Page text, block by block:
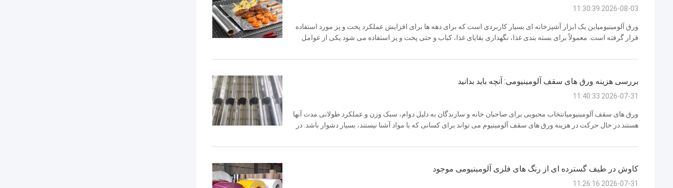
2026-08-03 11:30:39
ورق آلومینیومیاین یک ابزار آشپزخانه ای بسیار کاربردی است که برای دهه ها برای افزایش عملکرد پخت و پز مورد استفاده
قرار گرفته است. معمولاً برای بسته بندی غذا، نگهداری بقایای غذا، کباب و حتی پخت و پز استفاده می شود.یکی از عوامل
بررسی هزینه ورق های سقف آلومینیومی: آنچه باید بدانید
2026-07-31 11:40:33
ورق های سقف آلومینیومیانتخاب محبوبی برای صاحبان خانه و سازندگان به دلیل دوام، سبک وزن و عملکرد طولانی مدت آنها
هستند.در حال حرکت در هزینه ورق های سقف آلومینیوم می تواند برای کسانی که با مواد آشنا نیستند، بسیار دشوار باشد. در
کاوش در طیف گسترده ای از رنگ های فلزی آلومینیومی موجود
2026-07-31 11:26:16